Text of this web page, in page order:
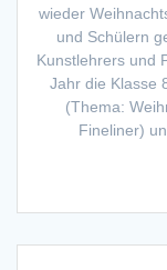
wieder
und Schülern
Kunstlehrers und
Jahr die Klasse
(Thema:
Fineliner)